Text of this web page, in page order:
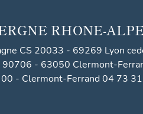
RHONE-
CS 20033 - 69269 Lyon
90706 - 63050 Clermont-
- Clermont-Ferrand 04 73